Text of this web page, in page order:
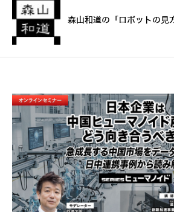
森山和道の「ロボットの見